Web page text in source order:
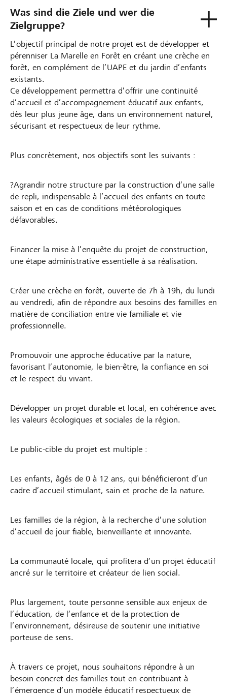
Was sind die Ziele und wer die
Zielgruppe?
L’objectif principal de notre projet est de développer et
pérenniser La Marelle en Forêt en créant une crèche en
forêt, en complément de l’UAPE et du jardin d’enfants
existants.
Ce développement permettra d’offrir une continuité
d’accueil et d’accompagnement éducatif aux enfants,
dès leur plus jeune âge, dans un environnement naturel,
sécurisant et respectueux de leur rythme.
Plus concrètement, nos objectifs sont les suivants :
?Agrandir notre structure par la construction d’une salle
de repli, indispensable à l’accueil des enfants en toute
saison et en cas de conditions météorologiques
défavorables.
Financer la mise à l’enquête du projet de construction,
une étape administrative essentielle à sa réalisation.
Créer une crèche en forêt, ouverte de 7h à 19h, du lundi
au vendredi, afin de répondre aux besoins des familles en
matière de conciliation entre vie familiale et vie
professionnelle.
Promouvoir une approche éducative par la nature,
favorisant l’autonomie, le bien-être, la confiance en soi
et le respect du vivant.
Développer un projet durable et local, en cohérence avec
les valeurs écologiques et sociales de la région.
Le public-cible du projet est multiple :
Les enfants, âgés de 0 à 12 ans, qui bénéficieront d’un
cadre d’accueil stimulant, sain et proche de la nature.
Les familles de la région, à la recherche d’une solution
d’accueil de jour fiable, bienveillante et innovante.
La communauté locale, qui profitera d’un projet éducatif
ancré sur le territoire et créateur de lien social.
Plus largement, toute personne sensible aux enjeux de
l’éducation, de l’enfance et de la protection de
l’environnement, désireuse de soutenir une initiative
porteuse de sens.
À travers ce projet, nous souhaitons répondre à un
besoin concret des familles tout en contribuant à
l’émergence d’un modèle éducatif respectueux de